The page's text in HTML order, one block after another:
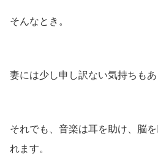
そんなとき。
妻には少し申し訳ない気持ちもあ
それでも、音楽は耳を助け、脳
れます。